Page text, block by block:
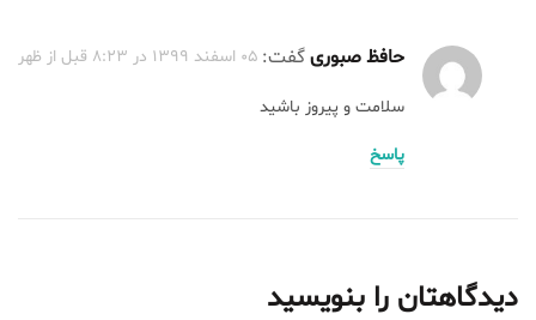
حافظ صبوریگفت: 05 اسفند 1399 در 8:23 قبل از ظهر
سلامت و پیروز باشید
پاسخ
دیدگاهتان را بنویسید